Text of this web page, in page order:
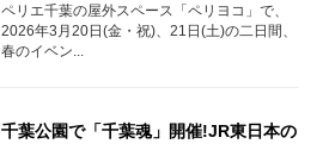
ペリエ千葉の屋外スペース「ペリヨコ」で、
2026年3月20日(金・祝)、21日(土)の二日間、
春のイベン...
千葉公園で「千葉魂」開催!JR東日本の